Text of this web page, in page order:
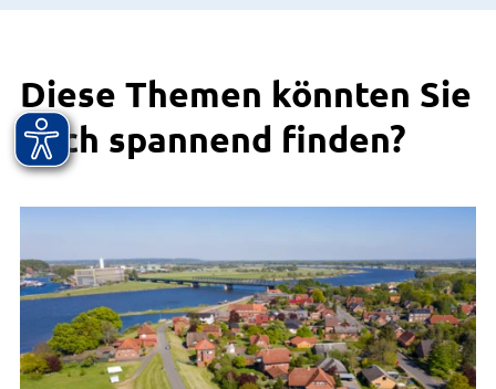
Diese Themen könnten Sie
auch spannend finden?